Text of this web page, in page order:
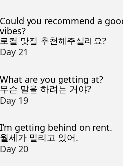
Could you recommend a
vibes?
로컬 맛집 추천해주실래요?
Day 21
What are you getting at?
무슨 말을 하려는 거야?
Day 19
I’m getting behind on rent.
월세가 밀리고 있어.
Day 20